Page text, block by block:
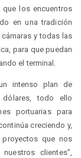
que los encuentros
en una tradición
y todas las
para que puedan
el terminal.
intenso plan de
todo ello
portuarias para
creciendo y,
que nos
clientes”,